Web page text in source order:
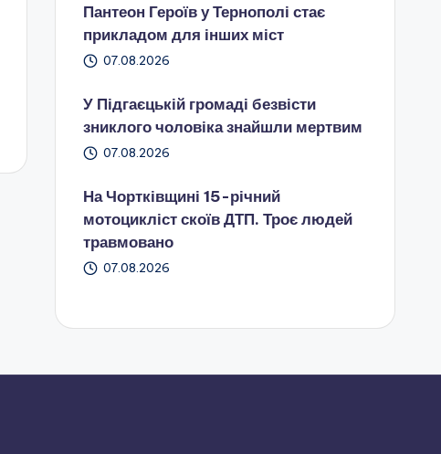
Пантеон Героїв у Тернополі стає
прикладом для інших міст
07.08.2026
У Підгаєцькій громаді безвісти
зниклого чоловіка знайшли мертвим
07.08.2026
На Чортківщині 15-річний
мотоцикліст скоїв ДТП. Троє людей
травмовано
07.08.2026